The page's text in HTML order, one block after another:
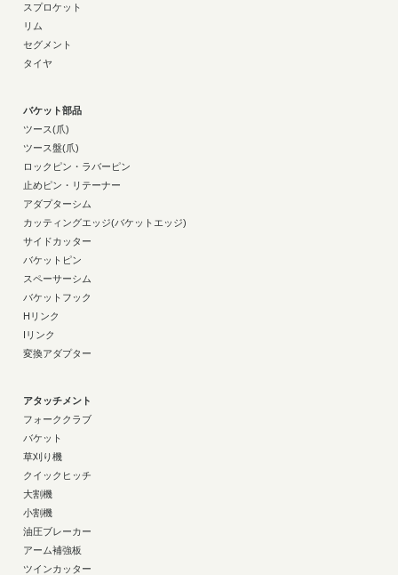
スプロケット
リム
セグメント
タイヤ
バケット部品
ツース(爪)
ツース盤(爪)
ロックピン・ラバーピン
止めピン・リテーナー
アダプターシム
カッティングエッジ(バケットエッジ)
サイドカッター
バケットピン
スペーサーシム
バケットフック
Hリンク
Iリンク
変換アダプター
アタッチメント
フォーククラブ
バケット
草刈り機
クイックヒッチ
大割機
小割機
油圧ブレーカー
アーム補強板
ツインカッター